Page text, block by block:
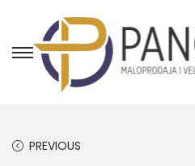
PREVIOUS